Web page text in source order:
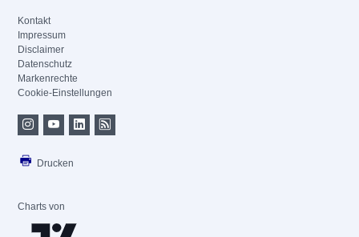
Kontakt
Impressum
Disclaimer
Datenschutz
Markenrechte
Cookie-Einstellungen
Drucken
Charts von